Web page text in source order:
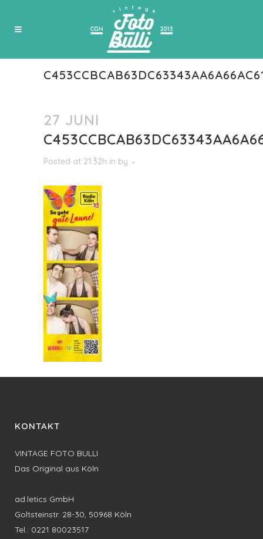
27 JUNI
Posted at 21:32h in by
KONTAKT
VINTAGE FOTO BULLI
Das Original aus Köln
ad.letics GmbH
Goltsteinstr. 28-30, 50968 Köln
Tel.: 0221 80023517